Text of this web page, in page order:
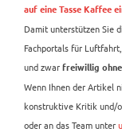
auf eine Tasse Kaffee
Damit unterstützen Sie
Fachportals für
und zwar freiwillig
Wenn Ihnen der Artikel
konstruktive Kritik und/
oder an das Team unter